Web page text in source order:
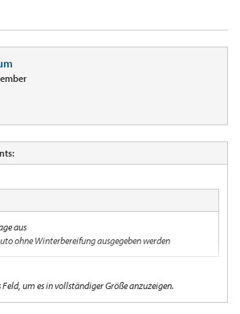
aus
ohne Winterbereifung ausgegeben werden
auch im Winter ohne Winterbereifung mieten. Und
Feld, um es in vollständiger Größe anzuzeigen.